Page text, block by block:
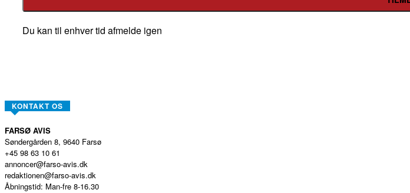
Du kan til enhver tid afmelde igen
KONTAKT OS
FARSØ AVIS
Søndergården 8, 9640 Farsø
+45 98 63 10 61
annoncer@farso-avis.dk
redaktionen@farso-avis.dk
Åbningstid: Man-fre 8-16.30